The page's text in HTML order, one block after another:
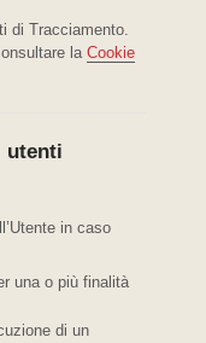
di Tracciamento.
la Cookie
utenti
in caso
una o più finalità
di un